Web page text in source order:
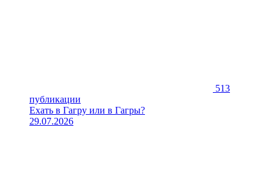
513
публикации
Ехать в Гагру или в Гагры?
29.07.2026